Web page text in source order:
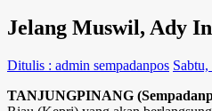
Jelang Muswil, Ady
Ditulis : admin sempadanpos
TANJUNGPINANG